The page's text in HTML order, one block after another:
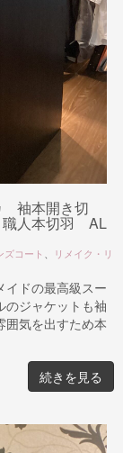
袖本開き切
人本切羽 AL
ズコート リメイク・リ
イドの最高級スー
のジャケットも袖
囲気を出すため本
続きを見る